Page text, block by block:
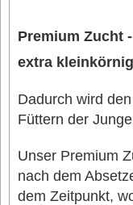
Premium Zucht -
extra
Dadurch wird
Füttern der
Unser Premium
nach dem
dem Zeitpunkt,